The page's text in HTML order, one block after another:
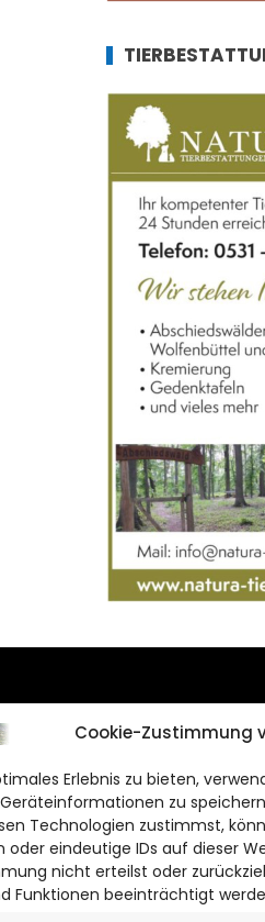
Cookie-Zustimmung
Erlebnis zu bieten,
zu
Technologien zustimmst,
oder eindeutige IDs auf dieser
nicht erteilst oder
Funktionen beeinträchtigt
– 65
DAS
FÜR
Impressum
Cookie